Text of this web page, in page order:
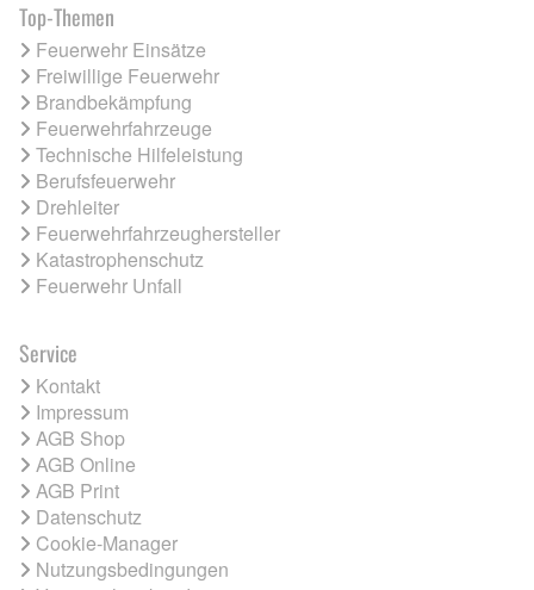
Top-Themen
Feuerwehr Einsätze
Freiwillige Feuerwehr
Brandbekämpfung
Feuerwehrfahrzeuge
Technische Hilfeleistung
Berufsfeuerwehr
Drehleiter
Feuerwehrfahrzeughersteller
Katastrophenschutz
Feuerwehr Unfall
Service
Kontakt
Impressum
AGB Shop
AGB Online
AGB Print
Datenschutz
Cookie-Manager
Nutzungsbedingungen